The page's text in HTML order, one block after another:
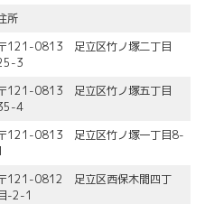
所
121-0813 足立区竹ノ塚二丁目
3
121-0813 足立区竹ノ塚五丁目
4
121-0813 足立区竹ノ塚一丁目8-
121-0812 足立区西保木間四丁
-2-1